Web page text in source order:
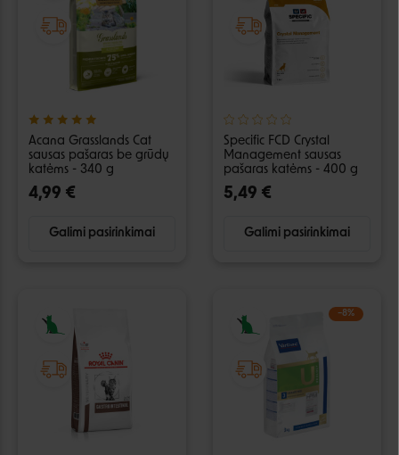
Acana Grasslands Cat
sausas pašaras be grūdų
katėms - 340 g
4,99 €
Galimi pasirinkimai
Specific FCD Crystal
Management sausas
pašaras katėms - 400 g
5,49 €
Galimi pasirinkimai
−8%